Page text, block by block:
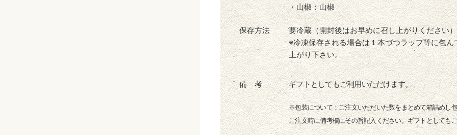
・山椒：山椒
保存方法
要冷蔵（開封後はお早めに召し上がりください）
※冷凍保存される場合は１本づつラップ等に包
上がり下さい。
備 考 ギフトとしてもご利用いただけます。
※包装について：ご注文いただいた数をまとめて箱詰めし
ご注文時に備考欄にその旨記入ください。ギフトとしても